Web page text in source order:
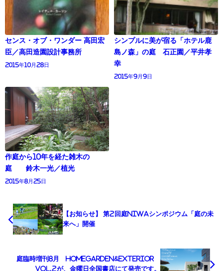
センス・オブ・ワンダー 高田宏
臣／高田造園設計事務所
2015年10月28日
シンプルに美が宿る「ホテル鹿
島ノ森」の庭 石正園／平井孝
幸
2015年9月9日
作庭から10年を経た雑木の
庭 鈴木一光／植光
2015年8月25日
【お知らせ】 第2回庭NIWAシンポジウム「庭の未
来へ」開催
庭臨時増刊8月 HomeGarden&EXTERIOR
vol.2が、金曜日全国書店にて発売です。